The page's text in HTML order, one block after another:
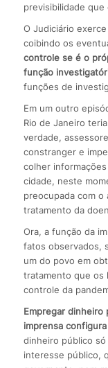
previsibilidade que
O Judiciário
coibindo os
controle se é o
função
funções de
Em um outro
Rio de Janeiro
verdade,
constranger e
colher
cidade, neste
preocupada com
tratamento da
Ora, a função da
fatos observados,
um do povo em
tratamento que os
controle da
Empregar dinheiro
imprensa
dinheiro público
interesse público,